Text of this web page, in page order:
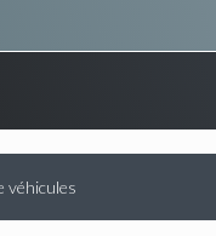
véhicules